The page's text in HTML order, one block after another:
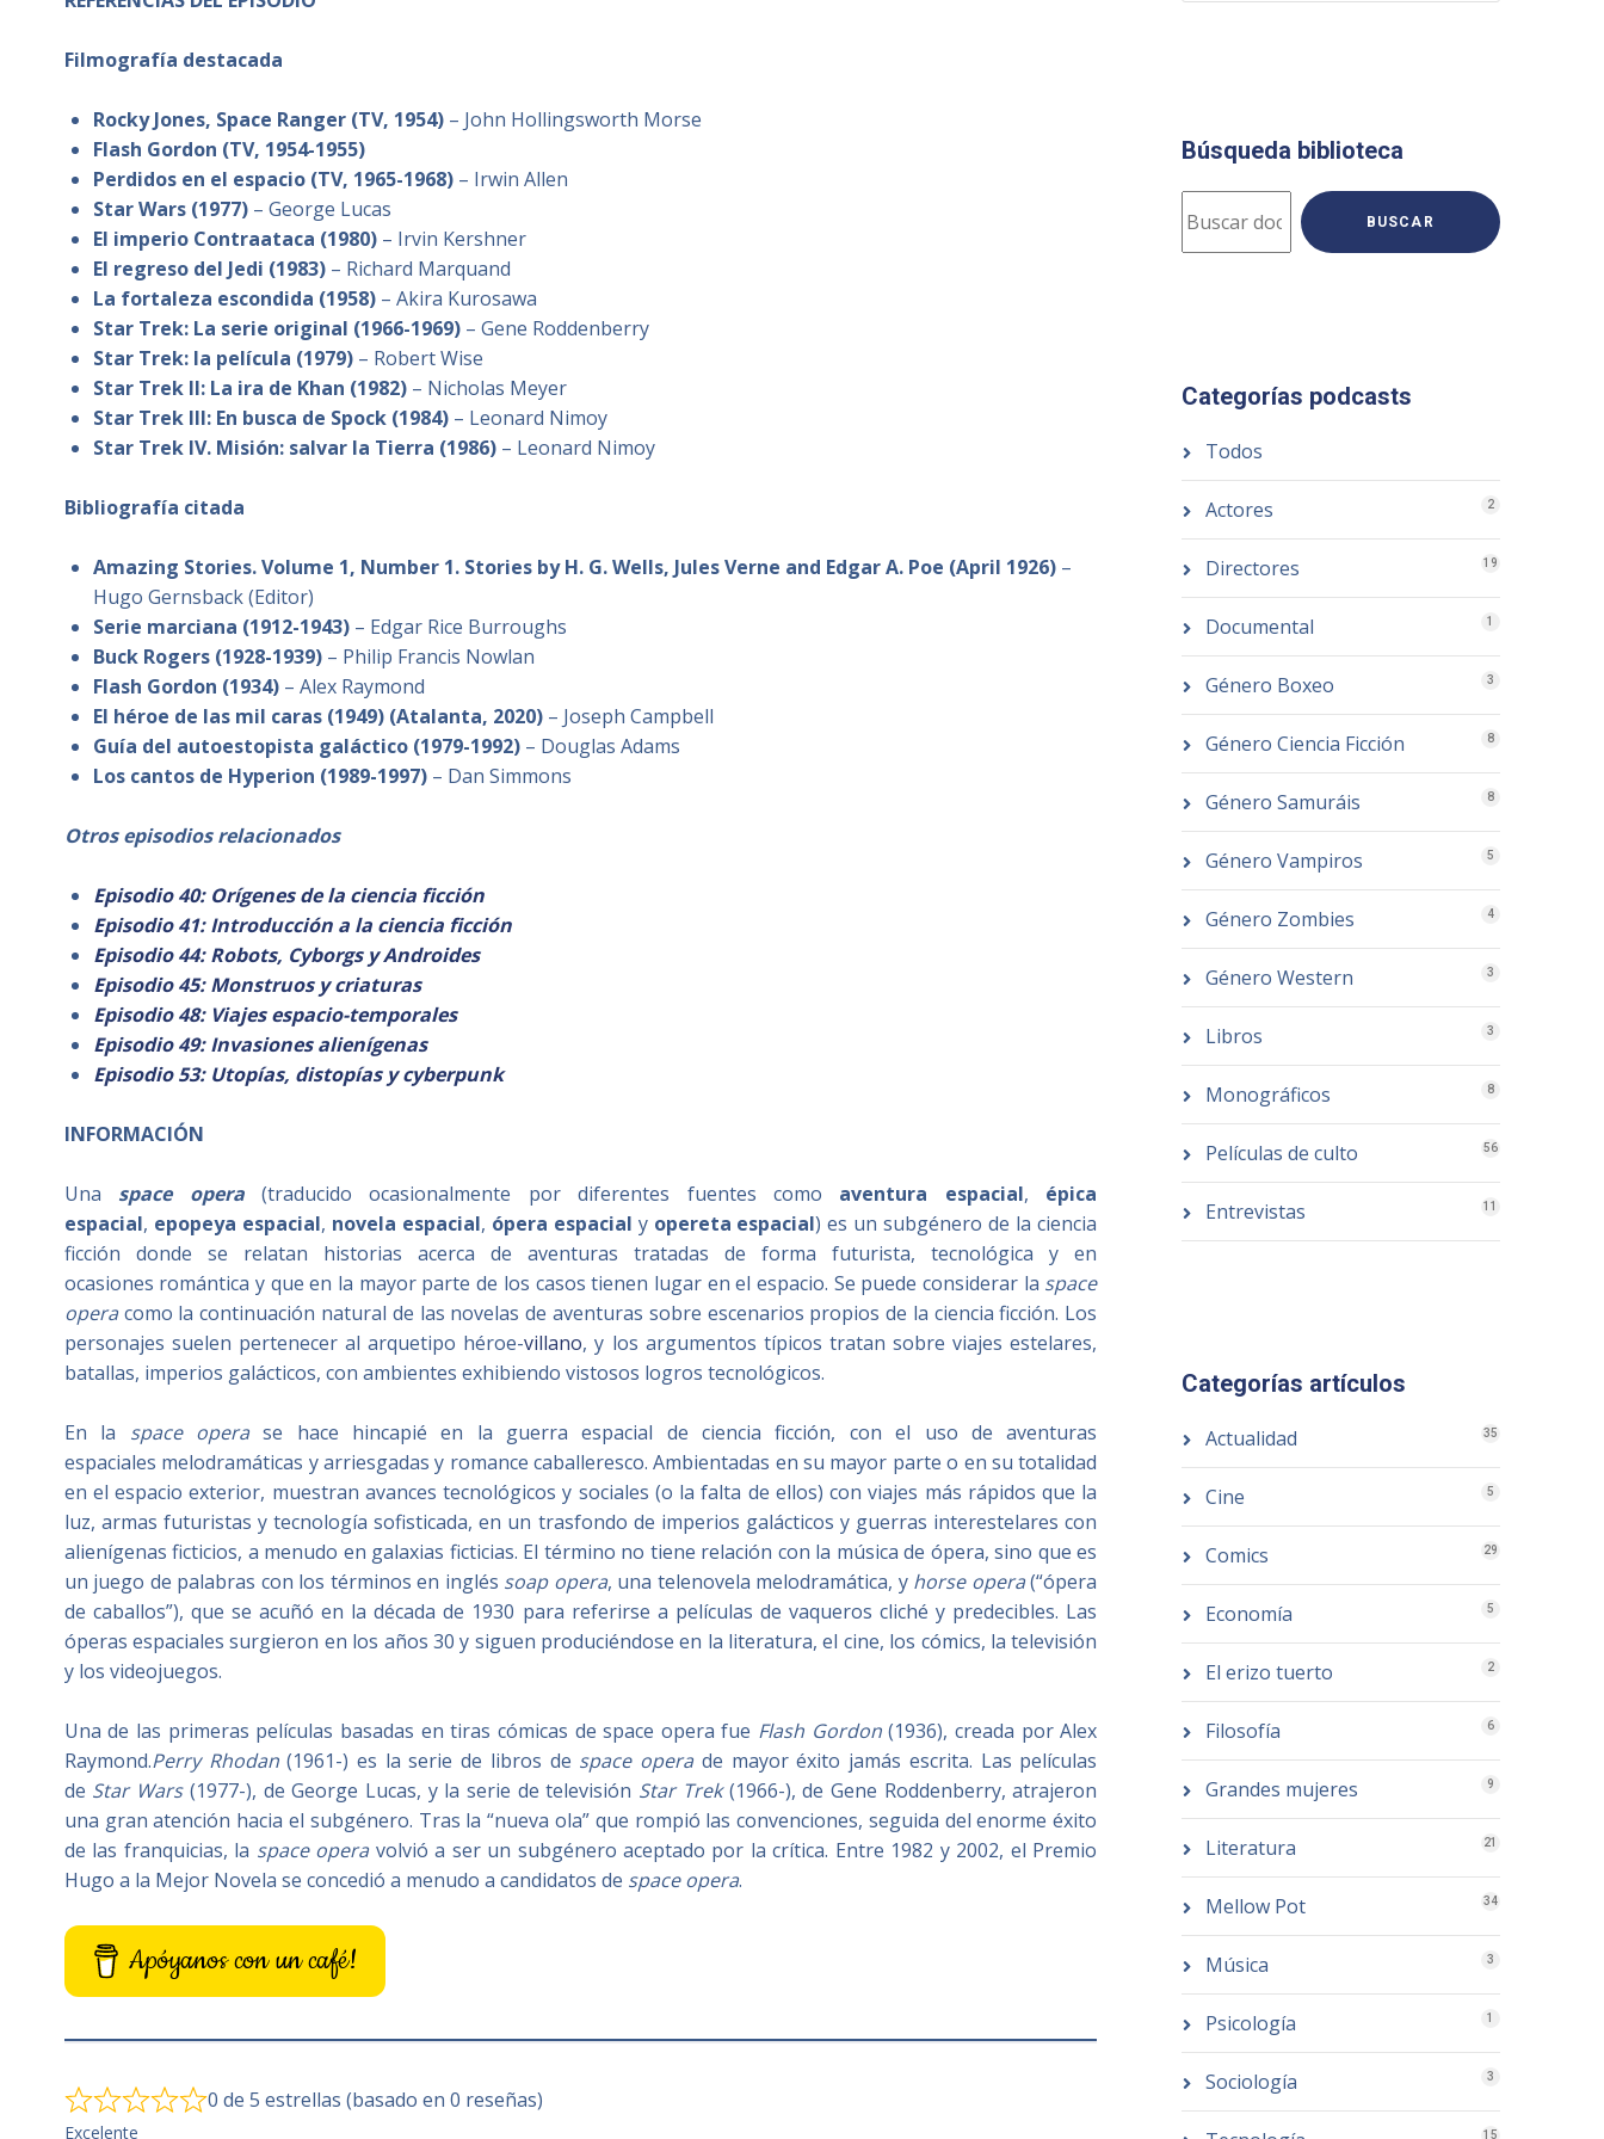
Filmografía destacada
Rocky Jones, Space Ranger (TV, 1954)– John Hollingsworth Morse
Flash Gordon (TV, 1954-1955)
Perdidos en el espacio (TV, 1965-1968)– Irwin Allen
Star Wars (1977)– George Lucas
El imperio Contraataca (1980)– Irvin Kershner
El regreso del Jedi (1983)– Richard Marquand
La fortaleza escondida (1958) – Akira Kurosawa
Star Trek: La serie original (1966-1969)– Gene Roddenberry
Star Trek: la película (1979)– Robert Wise
Star Trek II: La ira de Khan (1982)– Nicholas Meyer
Star Trek III: En busca de Spock (1984)– Leonard Nimoy
Star Trek IV. Misión: salvar la Tierra (1986)– Leonard Nimoy
Bibliografía citada
Amazing Stories. Volume 1, Number 1. Stories by H. G. Wells, Jules Verne and Edgar A. Poe (April 1926)–
Hugo Gernsback (Editor)
Serie marciana (1912-1943)– Edgar Rice Burroughs
Buck Rogers (1928-1939) – Philip Francis Nowlan
Flash Gordon (1934)– Alex Raymond
El héroe de las mil caras (1949) (Atalanta, 2020)– Joseph Campbell
Guía del autoestopista galáctico (1979-1992) – Douglas Adams
Los cantos de Hyperion (1989-1997)– Dan Simmons
Otros episodios relacionados
Episodio 40: Orígenes de la ciencia ficción
Episodio 41: Introducción a la ciencia ficción
Episodio 44: Robots, Cyborgs y Androides
Episodio 45: Monstruos y criaturas
Episodio 48: Viajes espacio-temporales
Episodio 49: Invasiones alienígenas
Episodio 53: Utopías, distopías y cyberpunk
INFORMACIÓN
Una space opera(traducido ocasionalmente por diferentes fuentes como aventura espacial,​ épica
espacial, epopeya espacial,​ novela espacial, ópera espacial ​ y opereta espacial) es un subgénero de la ciencia
ficción donde se relatan historias acerca de aventuras tratadas de forma futurista, tecnológica y en
ocasiones romántica y que en la mayor parte de los casos tienen lugar en el espacio. Se puede considerar la space
operacomo la continuación natural de las novelas de aventuras sobre escenarios propios de la ciencia ficción. Los
personajes suelen pertenecer al arquetipo héroe-villano, y los argumentos típicos tratan sobre viajes estelares,
batallas, imperios galácticos, con ambientes exhibiendo vistosos logros tecnológicos.​
En la space operase hace hincapié en la guerra espacial de ciencia ficción, con el uso de aventuras
espaciales melodramáticas y arriesgadas y romance caballeresco. Ambientadas en su mayor parte o en su totalidad
en el espacio exterior, muestran avances tecnológicos y sociales (o la falta de ellos) con viajes más rápidos que la
luz, armas futuristas y tecnología sofisticada, en un trasfondo de imperios galácticos y guerras interestelares con
alienígenas ficticios, a menudo en galaxias ficticias. El término no tiene relación con la música de ópera, sino que es
un juego de palabras con los términos en inglés soap opera, una telenovela melodramática, y horse opera(“ópera
de caballos”),​ que se acuñó en la década de 1930 para referirse a películas de vaqueros cliché y predecibles. Las
óperas espaciales surgieron en los años 30 y siguen produciéndose en la literatura, el cine, los cómics, la televisión
y los videojuegos.
Una de las primeras películas basadas en tiras cómicas de space opera fue Flash Gordon(1936), creada por Alex
Raymond.​Perry Rhodan(1961-) es la serie de libros de space opera de mayor éxito jamás escrita.​ Las películas
de Star Wars(1977-), de George Lucas, y la serie de televisión Star Trek(1966-), de Gene Roddenberry, atrajeron
una gran atención hacia el subgénero.​ Tras la “nueva ola” que rompió las convenciones, seguida del enorme éxito
de las franquicias, la space opera volvió a ser un subgénero aceptado por la crítica. Entre 1982 y 2002, el Premio
Hugo a la Mejor Novela se concedió a menudo a candidatos de space opera.
Apóyanos con un café!
0 de 5 estrellas (basado en 0 reseñas)
Excelente
Búsqueda biblioteca
BUSCAR
Categorías podcasts
Todos
Actores 2
Directores 19
Documental 1
Género Boxeo 3
Género Ciencia Ficción 8
Género Samuráis 8
Género Vampiros 5
Género Zombies 4
Género Western 3
Libros 3
Monográficos 8
Películas de culto 56
Entrevistas 11
Categorías artículos
Actualidad 35
Cine 5
Comics 29
Economía 5
El erizo tuerto 2
Filosofía 6
Grandes mujeres 9
Literatura 21
Mellow Pot 34
Música 3
Psicología 1
Sociología 3
15